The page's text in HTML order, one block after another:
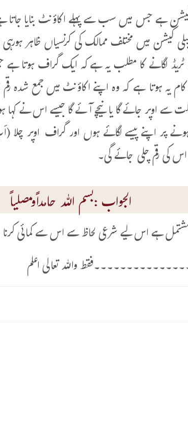
کیشن ہے جس میں سب سے پہلے اکاؤنٹ بنایا
کیشن میں مختلف ممالک کی کرنسیاں ظاہر
ٹریڈ لگانے کا مطلب یہ ہے کہ ایک گراف ہوتا ہے
یہ ہوتا ہے کہ وہ اپنے اکاؤنٹ میں جمع شدہ
اوپر جائے گا یا نیچے آئے گا جیسے اس نے
اپنے پیسے لگائے ہوں اور گراف اوپر چلا
کی رقم چلی جائے گی۔
الجواب :بسم اللہ حامداًومصلیاً
ہے اس لیے شرعی لحاظ سے اس سے کمائی
واللہ تعالی اعلم